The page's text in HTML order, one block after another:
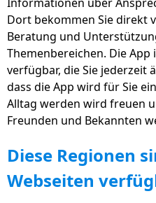
Animierte Erklärvideos
hilft bei einfachem
Für bessere
Sprachen Polnisch und
Bereich
Spracherwerb für ein
Neue Region Landkreis
zum Download
Dort bekommen Sie direkt
Beratung und
Themenbereichen. Die
verfügbar, die Sie jederzeit
dass die App wird für Sie
Alltag werden wird freuen
Freunden und Bekannten
Diese Regionen
Webseiten